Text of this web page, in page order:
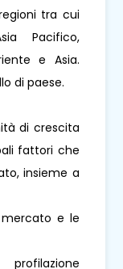
tra cui
Pacifico,
e Asia.
di paese.
di crescita
fattori che
insieme a
e le